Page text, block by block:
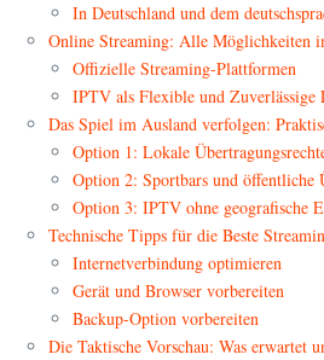
In Deutschland und dem
Online Streaming: Alle Möglichkeiten
Offizielle Streaming-Plattformen
IPTV als Flexible und Zuverlässige
Das Spiel im Ausland verfolgen:
Option 1: Lokale
Option 2: Sportbars und öffentliche
Option 3: IPTV ohne geografische
Technische Tipps für die Beste
Internetverbindung optimieren
Gerät und Browser vorbereiten
Backup-Option vorbereiten
Die Taktische Vorschau: Was erwartet